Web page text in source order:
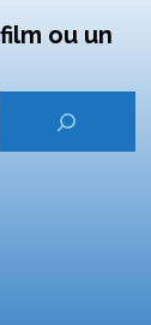
ou un